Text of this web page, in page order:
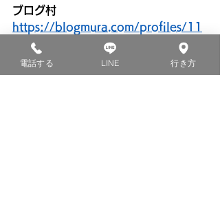
ブログ村
https://blogmura.com/profiles/11
074666/
電話する LINE 行き方